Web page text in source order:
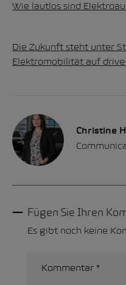
Wie lautlos sind
Die Zukunft steht unter
Elektromobilität auf
Christine
Fügen Sie Ihren
Es gibt noch keine